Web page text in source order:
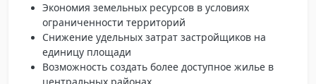
Экономия земельных ресурсов в условиях
ограниченности территорий
Снижение удельных затрат застройщиков на
единицу площади
Возможность создать более доступное жилье в
центральных районах